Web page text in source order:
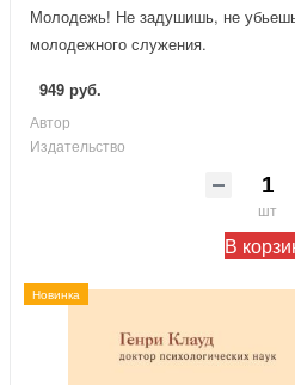
Молодежь! Не задушишь, не
молодежного служения.
949 руб.
Автор
Издательство
шт
В
Новинка